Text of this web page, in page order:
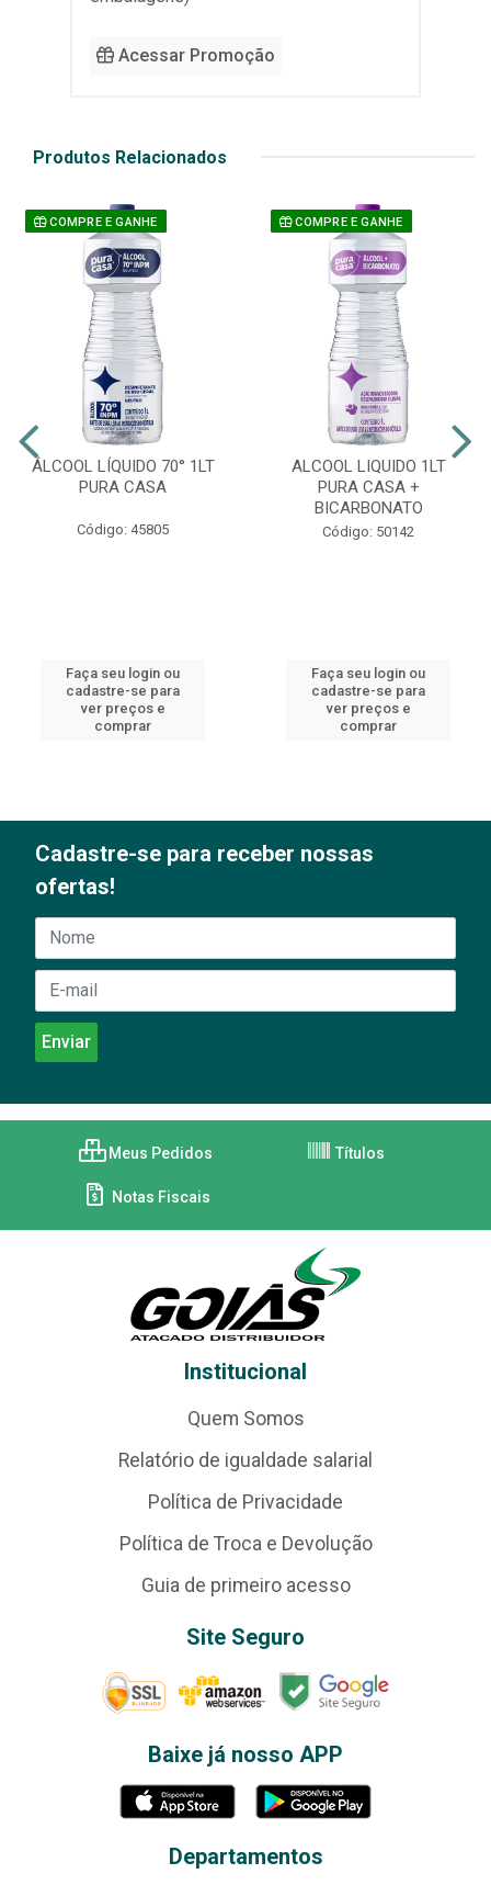
Acessar Promoção
Produtos Relacionados
COMPRE E GANHE
ÁLCOOL LÍQUIDO 70° 1LT
PURA CASA
Código: 45805
Faça seu login ou
cadastre-se para
ver preços e
comprar
COMPRE E GANHE
ALCOOL LIQUIDO 1LT
PURA CASA +
BICARBONATO
Código: 50142
Faça seu login ou
cadastre-se para
ver preços e
comprar
Cadastre-se para receber nossas
ofertas!
Meus Pedidos Títulos
Notas Fiscais
Institucional
Quem Somos
Relatório de igualdade salarial
Política de Privacidade
Política de Troca e Devolução
Guia de primeiro acesso
Site Seguro
Baixe já nosso APP
Departamentos